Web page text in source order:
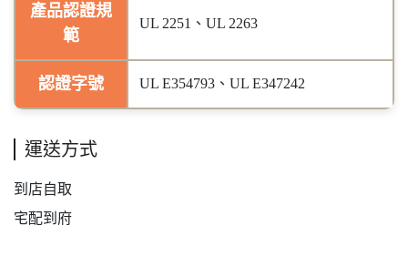
產品認證規
範
UL 2251、UL 2263
認證字號 UL E354793、UL E347242
運送方式
到店自取
宅配到府